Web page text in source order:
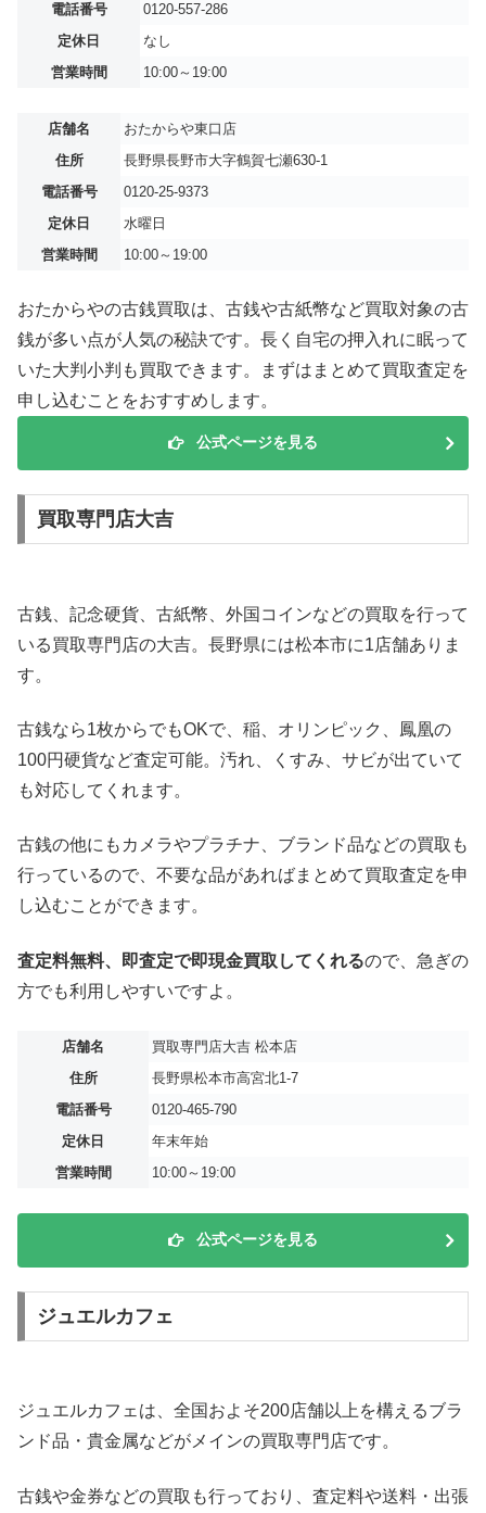
電話番号
0120-557-286
定休日
なし
営業時間
10:00～19:00
店舗名
おたからや東口店
住所
長野県長野市大字鶴賀七瀬630-1
電話番号
0120-25-9373
定休日
水曜日
営業時間
10:00～19:00
おたからやの古銭買取は、古銭や古紙幣など買取対象の古
銭が多い点が人気の秘訣です。長く自宅の押入れに眠って
いた大判小判も買取できます。まずはまとめて買取査定を
申し込むことをおすすめします。
公式ページを見る
買取専門店大吉
古銭、記念硬貨、古紙幣、外国コインなどの買取を行って
いる買取専門店の大吉。長野県には松本市に1店舗ありま
す。
古銭なら1枚からでもOKで、稲、オリンピック、鳳凰の
100円硬貨など査定可能。汚れ、くすみ、サビが出ていて
も対応してくれます。
古銭の他にもカメラやプラチナ、ブランド品などの買取も
行っているので、不要な品があればまとめて買取査定を申
し込むことができます。
査定料無料、即査定で即現金買取してくれるので、急ぎの
方でも利用しやすいですよ。
店舗名
買取専門店大吉 松本店
住所
長野県松本市高宮北1-7
電話番号
0120-465-790
定休日
年末年始
営業時間
10:00～19:00
公式ページを見る
ジュエルカフェ
ジュエルカフェは、全国およそ200店舗以上を構えるブラ
ンド品・貴金属などがメインの買取専門店です。
古銭や金券などの買取も行っており、査定料や送料・出張